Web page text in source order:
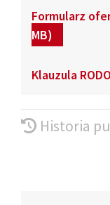
Formularz
MB)
Klauzula RODO
Historia